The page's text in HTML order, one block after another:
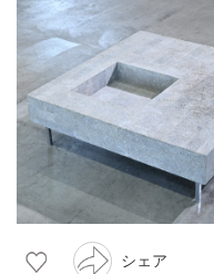
シェア